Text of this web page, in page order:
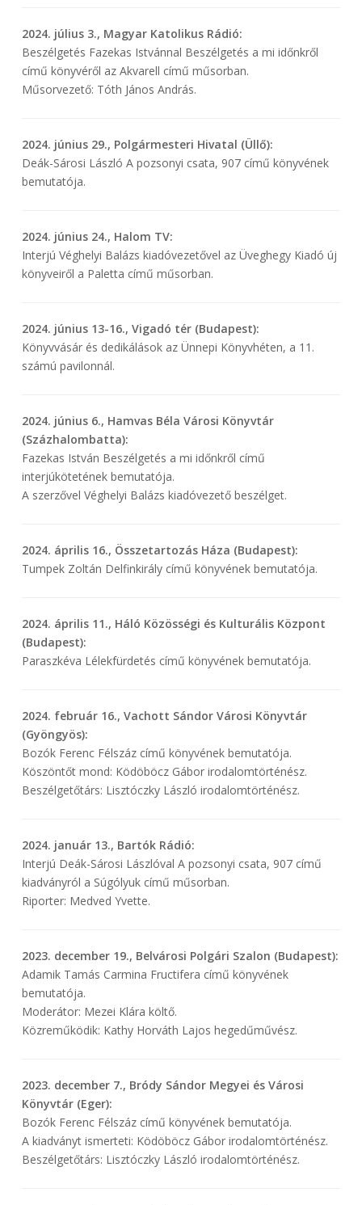
2024. július 3., Magyar Katolikus Rádió:
Beszélgetés Fazekas Istvánnal Beszélgetés a mi időnkről
című könyvéről az Akvarell című műsorban.
Műsorvezető: Tóth János András.
2024. június 29., Polgármesteri Hivatal (Üllő):
Deák-Sárosi László A pozsonyi csata, 907 című könyvének
bemutatója.
2024. június 24., Halom TV:
Interjú Véghelyi Balázs kiadóvezetővel az Üveghegy Kiadó új
könyveiről a Paletta című műsorban.
2024. június 13-16., Vigadó tér (Budapest):
Könyvvásár és dedikálások az Ünnepi Könyvhéten, a 11.
számú pavilonnál.
2024. június 6., Hamvas Béla Városi Könyvtár
(Százhalombatta):
Fazekas István Beszélgetés a mi időnkről című
interjúkötetének bemutatója.
A szerzővel Véghelyi Balázs kiadóvezető beszélget.
2024. április 16., Összetartozás Háza (Budapest):
Tumpek Zoltán Delfinkirály című könyvének bemutatója.
2024. április 11., Háló Közösségi és Kulturális Központ
(Budapest):
Paraszkéva Lélekfürdetés című könyvének bemutatója.
2024. február 16., Vachott Sándor Városi Könyvtár
(Gyöngyös):
Bozók Ferenc Félszáz című könyvének bemutatója.
Köszöntőt mond: Ködöböcz Gábor irodalomtörténész.
Beszélgetőtárs: Lisztóczky László irodalomtörténész.
2024. január 13., Bartók Rádió:
Interjú Deák-Sárosi Lászlóval A pozsonyi csata, 907 című
kiadványról a Súgólyuk című műsorban.
Riporter: Medved Yvette.
2023. december 19., Belvárosi Polgári Szalon (Budapest):
Adamik Tamás Carmina Fructifera című könyvének
bemutatója.
Moderátor: Mezei Klára költő.
Közreműködik: Kathy Horváth Lajos hegedűművész.
2023. december 7., Bródy Sándor Megyei és Városi
Könyvtár (Eger):
Bozók Ferenc Félszáz című könyvének bemutatója.
A kiadványt ismerteti: Ködöböcz Gábor irodalomtörténész.
Beszélgetőtárs: Lisztóczky László irodalomtörténész.